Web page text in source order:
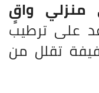
منزلي واقٍ
على ترطيب
تقلل من